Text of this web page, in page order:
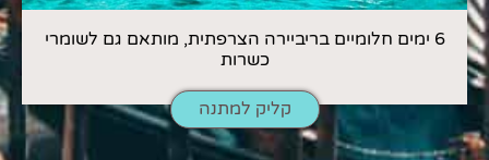
6 ימים חלומיים בריביירה הצרפתית, מותאם גם לשומרי
כשרות
קליק למתנה